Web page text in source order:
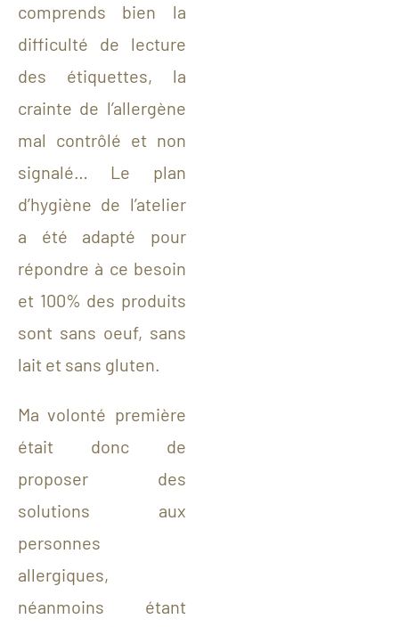
comprends bien la
difficulté de lecture
des étiquettes, la
crainte de l’allergène
mal contrôlé et non
signalé… Le plan
d’hygiène de l’atelier
a été adapté pour
répondre à ce besoin
et 100% des produits
sont sans oeuf, sans
lait et sans gluten.
Ma volonté première
était donc de
proposer des
solutions aux
personnes
allergiques,
néanmoins étant